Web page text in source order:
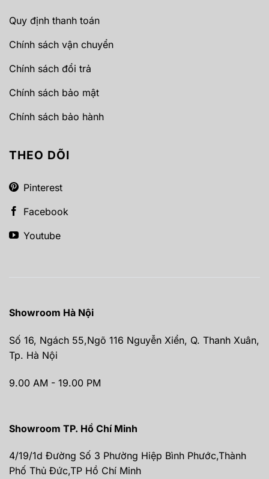
Quy định thanh toán
Chính sách vận chuyển
Chính sách đổi trả
Chính sách bảo mật
Chính sách bảo hành
THEO DÕI
Pinterest
Facebook
Youtube
Showroom Hà Nội
Số 16, Ngách 55,Ngõ 116 Nguyễn Xiển, Q. Thanh Xuân,
Tp. Hà Nội
9.00 AM - 19.00 PM
Showroom TP. Hồ Chí Minh
4/19/1d Đường Số 3 Phường Hiệp Bình Phước,Thành
Phố Thủ Đức,TP Hồ Chí Minh